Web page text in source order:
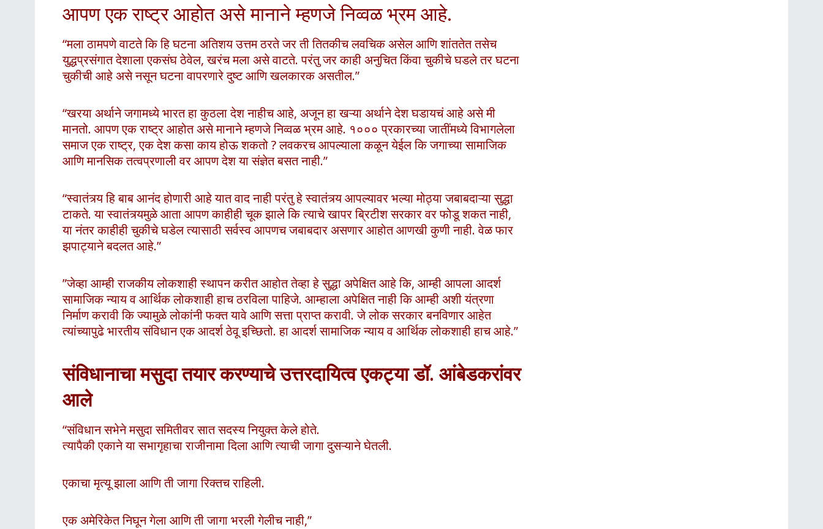
आपण एक राष्ट्र आहोत असे मानाने म्हणजे निव्वळ भ्रम आहे.
“मला ठामपणे वाटते कि हि घटना अतिशय उत्तम ठरते जर ती तितकीच लवचिक असेल आणि शांततेत तसेच
युद्धप्रसंगात देशाला एकसंघ ठेवेल, खरंच मला असे वाटते. परंतु जर काही अनुचित किंवा चुकीचे घडले तर घटना
चुकीची आहे असे नसून घटना वापरणारे दुष्ट आणि खलकारक असतील.”
“खरया अर्थाने जगामध्ये भारत हा कुठला देश नाहीच आहे, अजून हा खऱ्या अर्थाने देश घडायचं आहे असे मी
मानतो. आपण एक राष्ट्र आहोत असे मानाने म्हणजे निव्वळ भ्रम आहे. १००० प्रकारच्या जातींमध्ये विभागलेला
समाज एक राष्ट्र, एक देश कसा काय होऊ शकतो ? लवकरच आपल्याला कळून येईल कि जगाच्या सामाजिक
आणि मानसिक तत्वप्रणाली वर आपण देश या संज्ञेत बसत नाही.”
“स्वातंत्र्य हि बाब आनंद होणारी आहे यात वाद नाही परंतु हे स्वातंत्र्य आपल्यावर भल्या मोठ्या जबाबदाऱ्या सुद्धा
टाकते. या स्वातंत्र्यमुळे आता आपण काहीही चूक झाले कि त्याचे खापर ब्रिटीश सरकार वर फोडू शकत नाही,
या नंतर काहीही चुकीचे घडेल त्यासाठी सर्वस्व आपणच जबाबदार असणार आहोत आणखी कुणी नाही. वेळ फार
झपाट्याने बदलत आहे.”
”जेव्हा आम्ही राजकीय लोकशाही स्थापन करीत आहोत तेव्हा हे सुद्धा अपेक्षित आहे कि, आम्ही आपला आदर्श
सामाजिक न्याय व आर्थिक लोकशाही हाच ठरविला पाहिजे. आम्हाला अपेक्षित नाही कि आम्ही अशी यंत्रणा
निर्माण करावी कि ज्यामुळे लोकांनी फक्त यावे आणि सत्ता प्राप्त करावी. जे लोक सरकार बनविणार आहेत
त्यांच्यापुढे भारतीय संविधान एक आदर्श ठेवू इच्छितो. हा आदर्श सामाजिक न्याय व आर्थिक लोकशाही हाच आहे.”
संविधानाचा मसुदा तयार करण्याचे उत्तरदायित्व एकट्या डॉ. आंबेडकरांवर
आले
“संविधान सभेने मसुदा समितीवर सात सदस्य नियुक्त केले होते.
त्यापैकी एकाने या सभागृहाचा राजीनामा दिला आणि त्याची जागा दुसऱ्याने घेतली.
एकाचा मृत्यू झाला आणि ती जागा रिक्तच राहिली.
एक अमेरिकेत निघून गेला आणि ती जागा भरली गेलीच नाही,”